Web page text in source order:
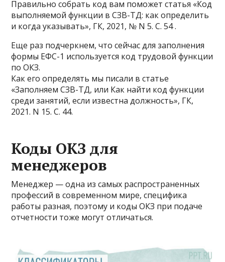
Правильно собрать код вам поможет статья «Код
выполняемой функции в СЗВ-ТД: как определить
и когда указывать», ГК, 2021, № N 5. С. 54 .
Еще раз подчеркнем, что сейчас для заполнения
формы ЕФС-1 используется код трудовой функции
по ОКЗ.
Как его определять мы писали в статье
«Заполняем СЗВ-ТД, или Как найти код функции
среди занятий, если известна должность», ГК,
2021. N 15. С. 44.
Коды ОКЗ для
менеджеров
Менеджер — одна из самых распространенных
профессий в современном мире, специфика
работы разная, поэтому и коды ОКЗ при подаче
отчетности тоже могут отличаться.